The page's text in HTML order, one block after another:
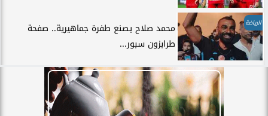
الرياضة
محمد صلاح يصنع طفرة جماهيرية.. صفحة
طرابزون سبور...